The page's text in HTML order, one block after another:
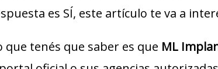
es SÍ, este artículo te va a
tenés que saber es que ML